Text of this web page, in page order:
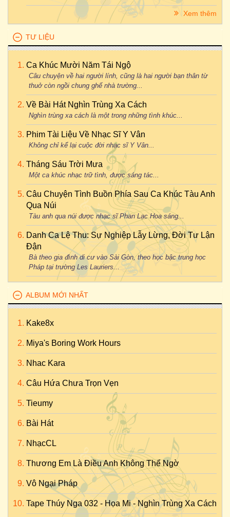
Xem thêm
TƯ LIỆU
Ca Khúc Mười Năm Tái Ngộ
Câu chuyện về hai người lính, cũng là hai người bạn thân từ
thuở còn ngồi chung ghế nhà trường...
Về Bài Hát Nghìn Trùng Xa Cách
Nghìn trùng xa cách là một trong những tình khúc...
Phim Tài Liệu Về Nhạc Sĩ Y Vân
Không chỉ kể lại cuộc đời nhạc sĩ Y Vân...
Tháng Sáu Trời Mưa
Một ca khúc nhạc trữ tình, được sáng tác...
Câu Chuyện Tình Buồn Phía Sau Ca Khúc Tàu Anh
Qua Núi
Tàu anh qua núi được nhạc sĩ Phan Lạc Hoa sáng...
Danh Ca Lệ Thu: Sự Nghiệp Lẫy Lừng, Đời Tư Lận
Đận
Bà theo gia đình di cư vào Sài Gòn, theo học bậc trung học
Pháp tại trường Les Lauriers...
ALBUM MỚI NHẤT
Kake8x
Miya's Boring Work Hours
Nhac Kara
Câu Hứa Chưa Trọn Vẹn
Tieumy
Bài Hát
NhạcCL
Thương Em Là Điều Anh Không Thể Ngờ
Vô Ngại Pháp
Tape Thúy Nga 032 - Họa Mi - Nghìn Trùng Xa Cách